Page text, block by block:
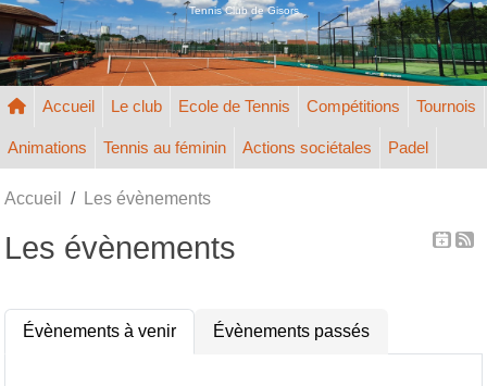
Tennis Club de Gisors
Accueil Le club Ecole de Tennis Compétitions Tournois
Animations Tennis au féminin Actions sociétales Padel
Accueil Les évènements
Les évènements
Évènements à venir Évènements passés
Panneau de gestion des cookies